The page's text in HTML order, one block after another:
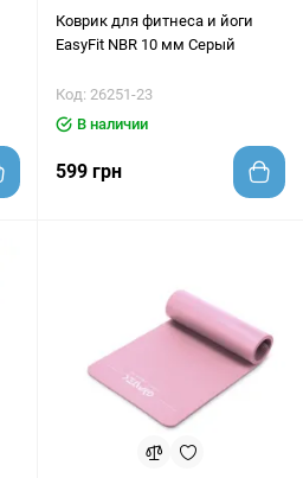
Коврик для фитнеса и йоги
EasyFit NBR 10 мм Серый
Код: 26251-23
В наличии
599 грн